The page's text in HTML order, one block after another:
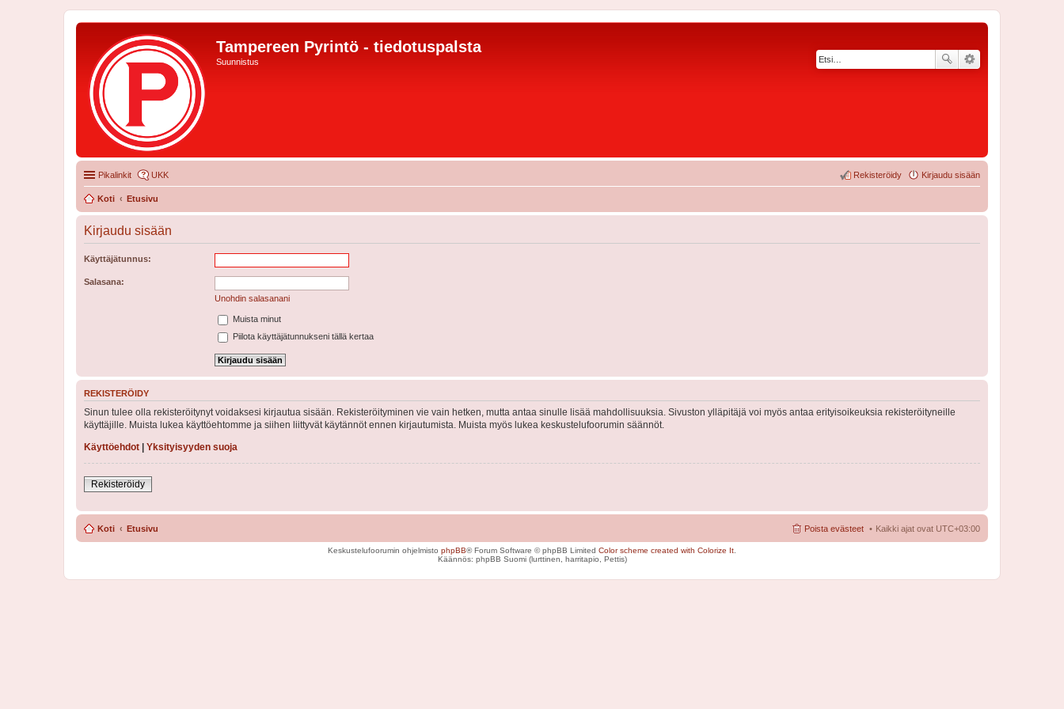
Tampereen Pyrintö - tiedotuspalsta
Suunnistus
Pikalinkit UKK Kirjaudu sisään
Rekisteröidy
Koti Etusivu
Kirjaudu sisään
Käyttäjätunnus:
Salasana:
Unohdin salasanani
Muista minut
Piilota käyttäjätunnukseni tällä kertaa
REKISTERÖIDY
Sinun tulee olla rekisteröitynyt voidaksesi kirjautua sisään. Rekisteröityminen vie vain hetken, mutta antaa sinulle lisää mahdollisuuksia. Sivuston ylläpitäjä voi myös antaa erityisoikeuksia rekisteröityneille
käyttäjille. Muista lukea käyttöehtomme ja siihen liittyvät käytännöt ennen kirjautumista. Muista myös lukea keskustelufoorumin säännöt.
Käyttöehdot | Yksityisyyden suoja
Rekisteröidy
Koti Etusivu Kaikki ajat ovat UTC+03:00
Poista evästeet
Keskustelufoorumin ohjelmisto phpBB® Forum Software © phpBB Limited Color scheme created with Colorize It
Käännös: phpBB Suomi (lurttinen, harritapio, Pettis)